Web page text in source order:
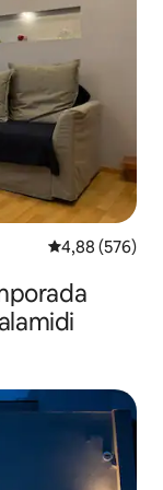
4,88 de uma
4,88 (576)